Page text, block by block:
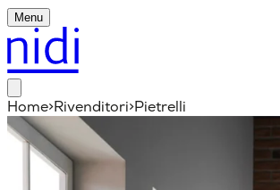
Menu
Home>Rivenditori>Pietrelli